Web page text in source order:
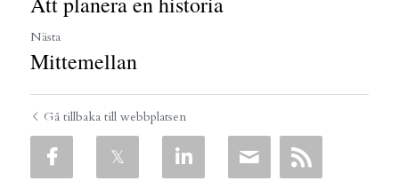
Nästa
Mittemellan
Gå tillbaka till webbplatsen